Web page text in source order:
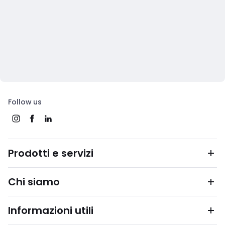
Follow us
Prodotti e servizi
Chi siamo
Informazioni utili